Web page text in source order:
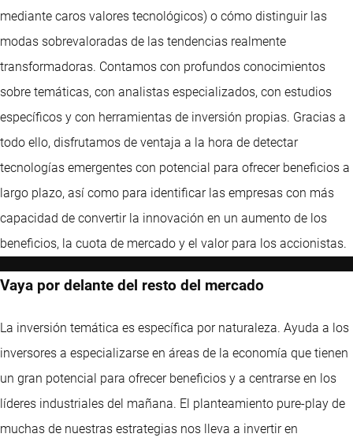
mediante caros valores tecnológicos) o cómo distinguir las
modas sobrevaloradas de las tendencias realmente
transformadoras. Contamos con profundos conocimientos
sobre temáticas, con analistas especializados, con estudios
específicos y con herramientas de inversión propias. Gracias a
todo ello, disfrutamos de ventaja a la hora de detectar
tecnologías emergentes con potencial para ofrecer beneficios a
largo plazo, así como para identificar las empresas con más
capacidad de convertir la innovación en un aumento de los
beneficios, la cuota de mercado y el valor para los accionistas.
Vaya por delante del resto del mercado
La inversión temática es específica por naturaleza. Ayuda a los
inversores a especializarse en áreas de la economía que tienen
un gran potencial para ofrecer beneficios y a centrarse en los
líderes industriales del mañana. El planteamiento pure-play de
muchas de nuestras estrategias nos lleva a invertir en